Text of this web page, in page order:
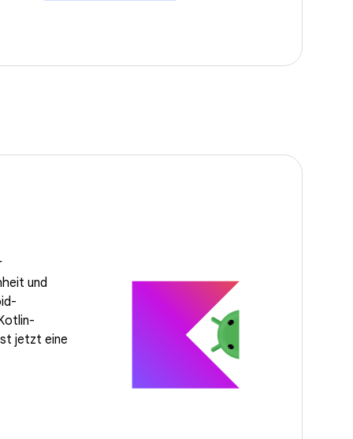
und
jetzt eine